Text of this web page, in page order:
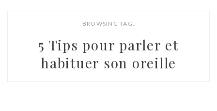
BROWSING TAG:
5 Tips pour parler et
habituer son oreille